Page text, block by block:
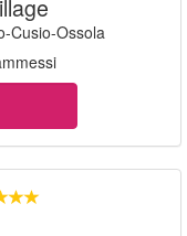
Cusio-Ossola